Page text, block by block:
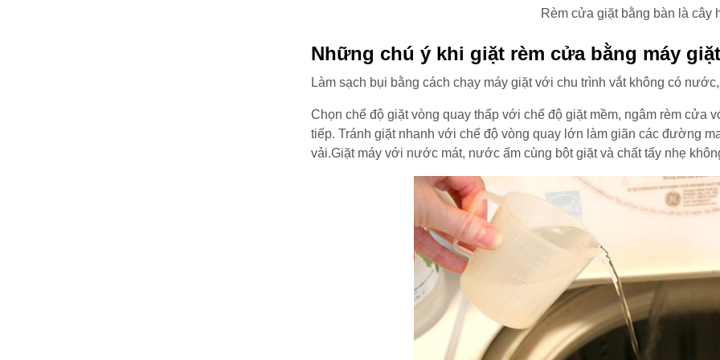
Rèm cửa giặt bằng bàn là cây
Những chú ý khi giặt rèm cửa bằng máy giặt
Làm sạch bụi bằng cách chạy máy giặt với chu trình vắt không có
Chọn chế độ giặt vòng quay thấp với chế độ giặt mềm, ngâm rèm cửa
tiếp. Tránh giặt nhanh với chế độ vòng quay lớn làm giãn các đường
vải.Giặt máy với nước mát, nước ấm cùng bột giặt và chất tẩy nhẹ